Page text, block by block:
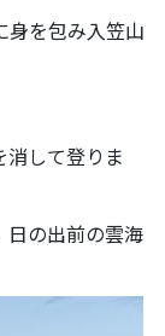
身を包み入笠山
して登りま
日の出前の雲海